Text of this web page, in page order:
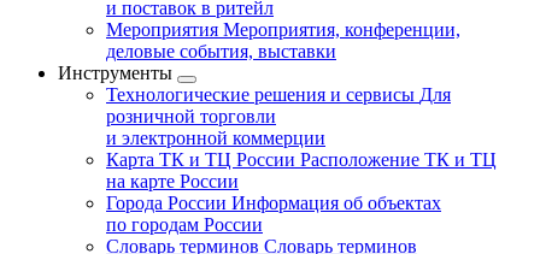
и поставок в ритейл
Мероприятия Мероприятия, конференции,
деловые события, выставки
Инструменты
Технологические решения и сервисы Для
розничной торговли
и электронной коммерции
Карта ТК и ТЦ России Расположение ТК и ТЦ
на карте России
Города России Информация об объектах
по городам России
Словарь терминов Словарь терминов